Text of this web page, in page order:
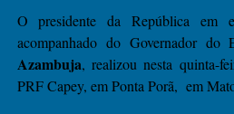
O presidente da República em
acompanhado do Governador
Azambuja, realizou nesta quinta-
PRF Capey, em Ponta Porã, em